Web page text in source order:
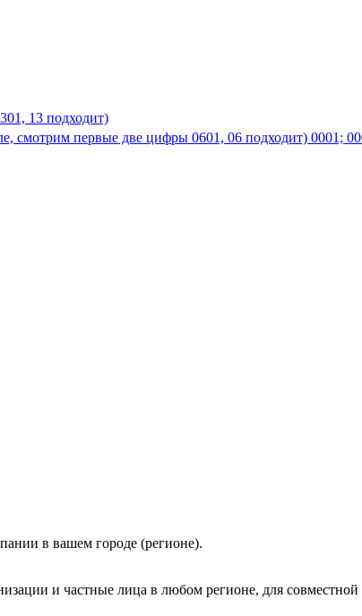
13 подходит)
смотрим первые две цифры 0601, 06 подходит) 0001;
в вашем городе (регионе).
и частные лица в любом регионе, для